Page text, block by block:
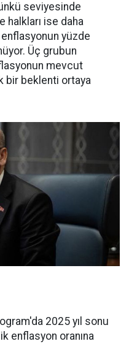
seviyesinde
halkları ise daha
yüzde
Üç grubun
mevcut
bir beklenti ortaya
2025 yıl sonu
enflasyon oranına